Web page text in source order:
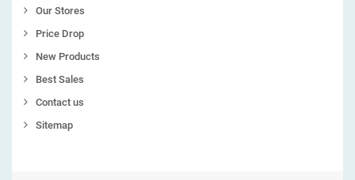
Our Stores
Price Drop
New Products
Best Sales
Contact us
Sitemap